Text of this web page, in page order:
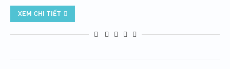
XEM CHI TIẾT